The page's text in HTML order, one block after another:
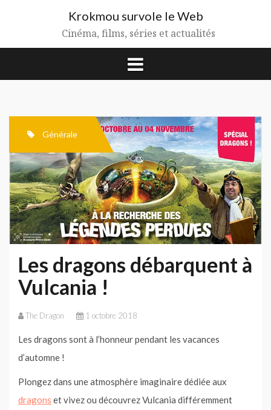
Krokmou survole le Web
Cinéma, films, séries et actualités
Générale
Les dragons débarquent à
Vulcania !
The Dragon 1 octobre 2018
Les dragons sont à l’honneur pendant les vacances
d’automne !
Plongez dans une atmosphère imaginaire dédiée aux
dragons et vivez ou découvrez Vulcania différemment